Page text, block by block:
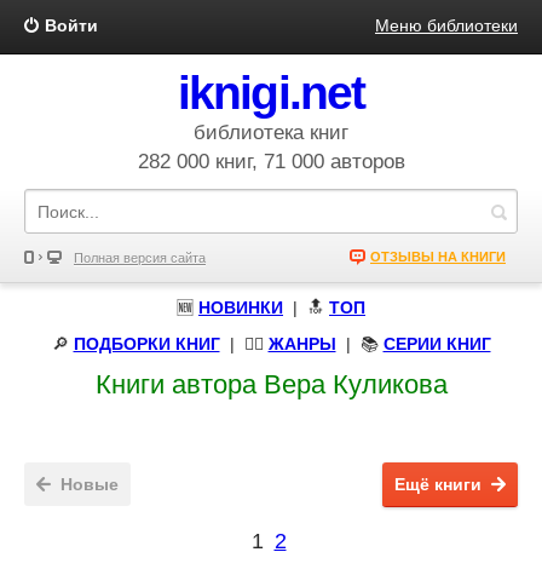
Войти Меню библиотеки
iknigi.net
библиотека книг
282 000 книг, 71 000 авторов
Полная версия сайта ОТЗЫВЫ НА КНИГИ
🆕 НОВИНКИ | 🔝 ТОП
🔎 ПОДБОРКИ КНИГ| 🧝‍♀️ ЖАНРЫ | 📚 СЕРИИ КНИГ
Книги автора Вера Куликова
Новые Ещё книги
1 2